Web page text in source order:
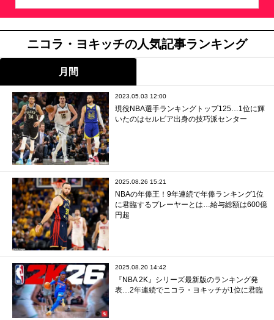
ニコラ・ヨキッチの人気記事ランキング
月間
2023.05.03 12:00
現役NBA選手ランキングトップ125…1位に輝
いたのはセルビア出身の技巧派センター
2025.08.26 15:21
NBAの年俸王！9年連続で年俸ランキング1位
に君臨するプレーヤーとは…給与総額は600億
円超
2025.08.20 14:42
『NBA 2K』シリーズ最新版のランキング発
表…2年連続でニコラ・ヨキッチが1位に君臨